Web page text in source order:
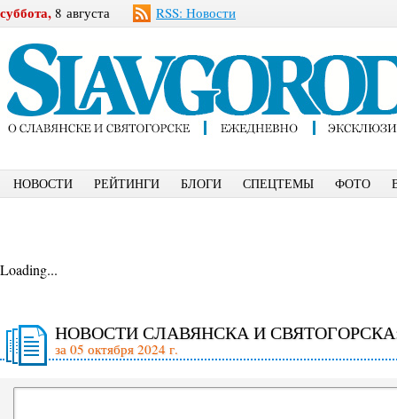
суббота, 8 августа RSS: Новости
НОВОСТИ РЕЙТИНГИ БЛОГИ СПЕЦТЕМЫ ФОТО
Loading...
НОВОСТИ СЛАВЯНСКА И
за 05 октября 2024 г.